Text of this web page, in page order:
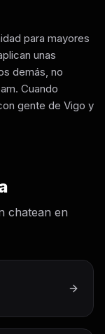
para mayores
unas
demás, no
Cuando
gente de Vigo y
chatean en